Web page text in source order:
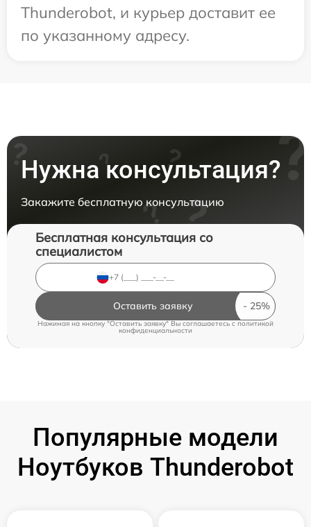
Thunderobot, и курьер доставит ее
по указанному адресу.
Нужна консультация?
Закажите бесплатную консультацию
Бесплатная консультация со
специалистом
Оставить заявку
Нажимая на кнопку "Оставить заявку" Вы соглашаетесь cполитикой
конфиденциальности
Популярные модели
Ноутбуков Thunderobot